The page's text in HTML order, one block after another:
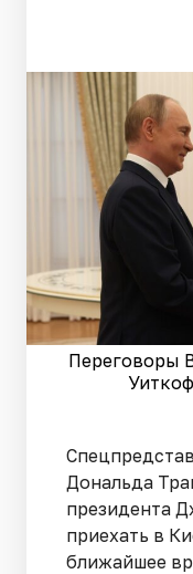
Переговоры
Дональда
президента
приехать в
ближайшее